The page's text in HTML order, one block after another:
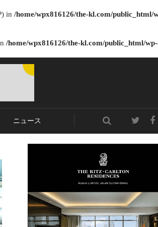
in /home/wpx816126/the-kl.com/public_html/
/home/wpx816126/the-kl.com/public_html/
ニュース